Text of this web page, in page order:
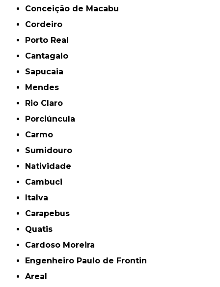
Conceição de Macabu
Cordeiro
Porto Real
Cantagalo
Sapucaia
Mendes
Rio Claro
Porciúncula
Carmo
Sumidouro
Natividade
Cambuci
Italva
Carapebus
Quatis
Cardoso Moreira
Engenheiro Paulo de Frontin
Areal